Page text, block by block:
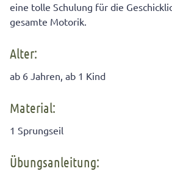
eine tolle Schulung für die
gesamte Motorik.
Alter:
ab 6 Jahren, ab 1 Kind
Material:
1 Sprungseil
Übungsanleitung: